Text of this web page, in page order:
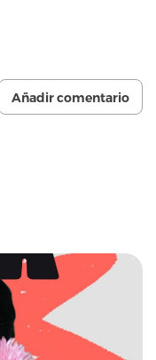
Añadir comentario